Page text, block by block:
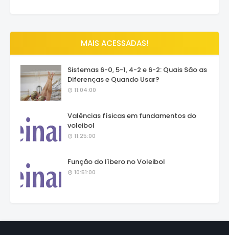
MAIS ACESSADAS!
Sistemas 6-0, 5-1, 4-2 e 6-2: Quais São as
Diferenças e Quando Usar?
11:04:00
Valências físicas em fundamentos do
voleibol
11:25:00
Função do líbero no Voleibol
10:51:00